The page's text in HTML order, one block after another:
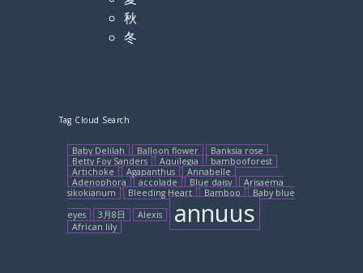
秋
冬
Tag Cloud Search
Baby Delilah Balloon flower
Banksia rose
Betty Foy Sanders
Aquilegia
bambooforest
Artichoke
Agapanthus
Annabelle
Adenophora
accolade Blue daisy
Arisaema
sikokianum
Bleeding Heart Bamboo
Baby blue
eyes
3月8日 Alexis annuus
African lily